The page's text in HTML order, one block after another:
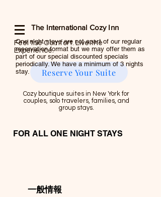
The International Cozy Inn
Feel the Comfort. Live the
Experience.
Reserve Your Suite
Cozy boutique suites in New York for
couples, solo travelers, families, and
group stays.
FOR ALL ONE NIGHT STAYS
One night stays are not apart of our regular
reservation format but we may offer them as
part of our special discounted specials
periodically. We have a minimum of 3 nights
stay.
一般情報